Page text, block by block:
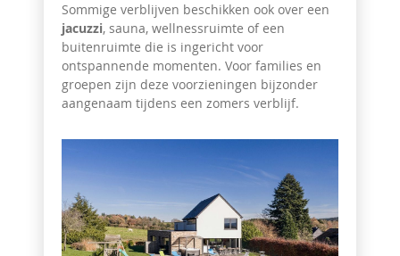
Sommige verblijven beschikken ook over een
jacuzzi, sauna, wellnessruimte of een
buitenruimte die is ingericht voor
ontspannende momenten. Voor families en
groepen zijn deze voorzieningen bijzonder
aangenaam tijdens een zomers verblijf.